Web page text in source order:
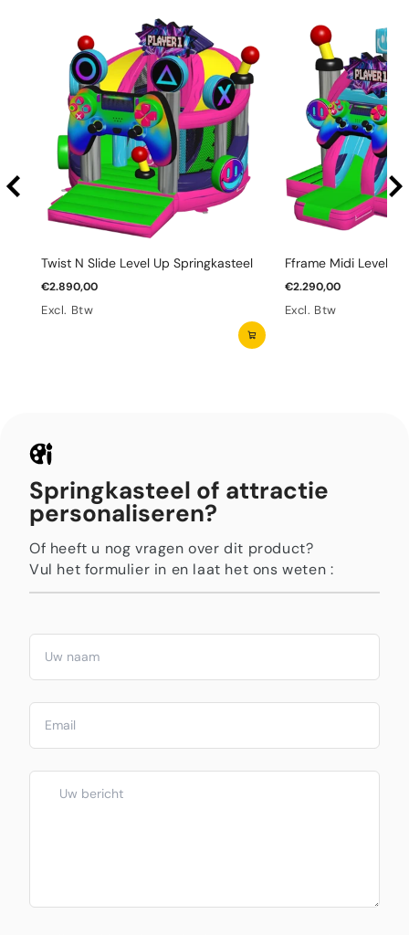
Twist N Slide Level Up Springkasteel
€2.890,00
Excl. Btw
Fframe Midi Level
€2.290,00
Excl. Btw
Springkasteel of attractie
personaliseren?
Of heeft u nog vragen over dit product?
Vul het formulier in en laat het ons weten :